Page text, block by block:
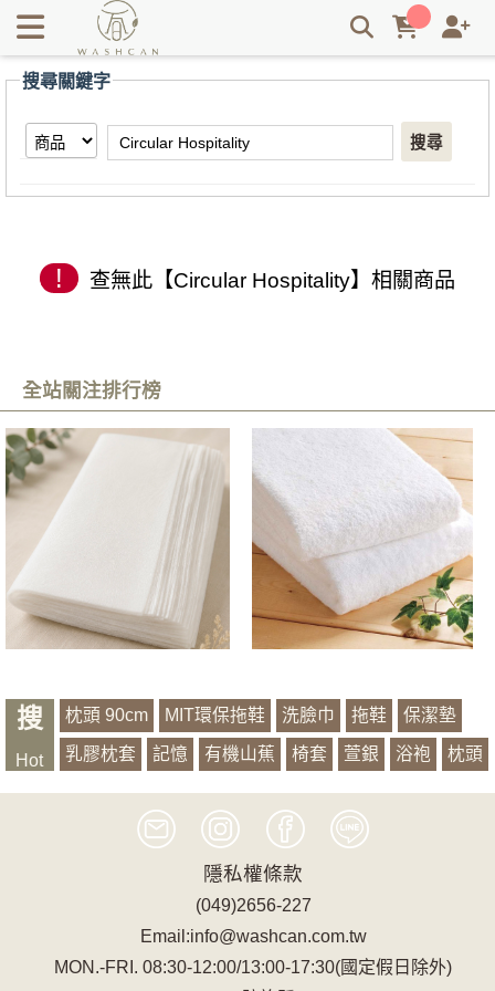
【Circular Hospitality】搜尋結果 | Washcan瓦士肯
搜尋關鍵字
搜尋
! 查無此【Circular Hospitality】相關商品
全站關注排行榜
搜
Hot
枕頭 90cm MIT環保拖鞋 洗臉巾 拖鞋 保潔墊
乳膠枕套 記憶 有機山蕉 椅套 萱銀 浴袍 枕頭
隱私權條款
(049)2656-227
Email:info@washcan.com.tw
MON.-FRI. 08:30-12:00/13:00-17:30(國定假日除外)